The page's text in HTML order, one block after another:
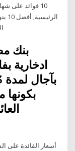
أسعار الفائدة على